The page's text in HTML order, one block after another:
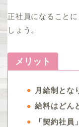
正社員になること
しょう。
メリット
月給制とな
給料はどん
「契約社